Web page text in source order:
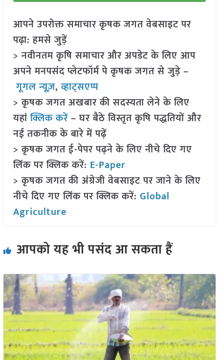
आपने उपरोक्त समाचार कृषक जगत वेबसाइट पर
पढ़ा: हमसे जुड़ें
> नवीनतम कृषि समाचार और अपडेट के लिए आप
अपने मनपसंद प्लेटफॉर्म पे कृषक जगत से जुड़े –
गूगल न्यूज़,व्हाट्सएप्प
> कृषक जगत अखबार की सदस्यता लेने के लिए
यहांक्लिक करें– घर बैठे विस्तृत कृषि पद्धतियों और
नई तकनीक के बारे में पढ़ें
> कृषक जगत ई-पेपर पढ़ने के लिए नीचे दिए गए
लिंक पर क्लिक करें: E-Paper
> कृषक जगत की अंग्रेजी वेबसाइट पर जाने के लिए
नीचे दिए गए लिंक पर क्लिक करें: Global
Agriculture
आपको यह भी पसंद आ सकता हैं